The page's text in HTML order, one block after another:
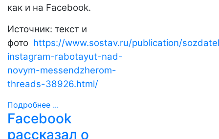
как и на Facebook.
Источник: текст и
фото https://www.sostav.ru/publication/
instagram-rabotayut-nad-
novym-messendzherom-
threads-38926.html/
Подробнее ...
Facebook
рассказал о